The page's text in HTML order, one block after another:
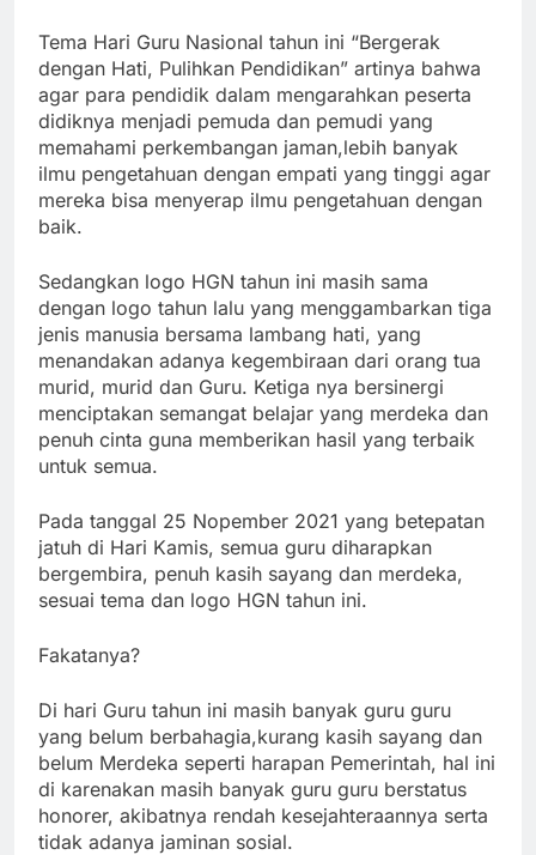
Tema Hari Guru Nasional tahun ini “Bergerak
dengan Hati, Pulihkan Pendidikan” artinya bahwa
agar para pendidik dalam mengarahkan peserta
didiknya menjadi pemuda dan pemudi yang
memahami perkembangan jaman,lebih banyak
ilmu pengetahuan dengan empati yang tinggi agar
mereka bisa menyerap ilmu pengetahuan dengan
baik.
Sedangkan logo HGN tahun ini masih sama
dengan logo tahun lalu yang menggambarkan tiga
jenis manusia bersama lambang hati, yang
menandakan adanya kegembiraan dari orang tua
murid, murid dan Guru. Ketiga nya bersinergi
menciptakan semangat belajar yang merdeka dan
penuh cinta guna memberikan hasil yang terbaik
untuk semua.
Pada tanggal 25 Nopember 2021 yang betepatan
jatuh di Hari Kamis, semua guru diharapkan
bergembira, penuh kasih sayang dan merdeka,
sesuai tema dan logo HGN tahun ini.
Fakatanya?
Di hari Guru tahun ini masih banyak guru guru
yang belum berbahagia,kurang kasih sayang dan
belum Merdeka seperti harapan Pemerintah, hal ini
di karenakan masih banyak guru guru berstatus
honorer, akibatnya rendah kesejahteraannya serta
tidak adanya jaminan sosial.